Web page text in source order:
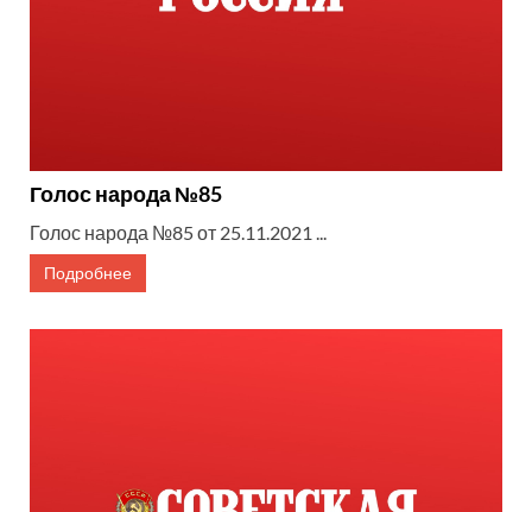
Голос народа №85
Голос народа №85 от 25.11.2021 ...
Подробнее